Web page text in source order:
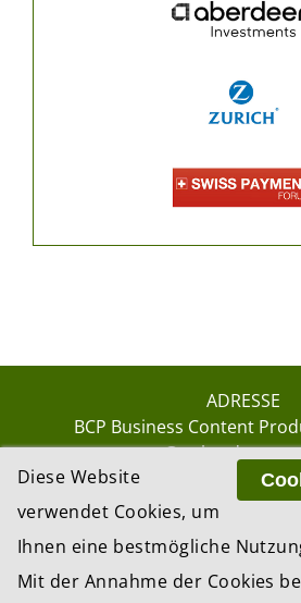
ADRESSE
BCP Business Content
8002 Zürich
GmbH, Zürich –
Diese Website
verwendet Cookies, um
Ihnen eine bestmögliche
Mit der Annahme der Cookies